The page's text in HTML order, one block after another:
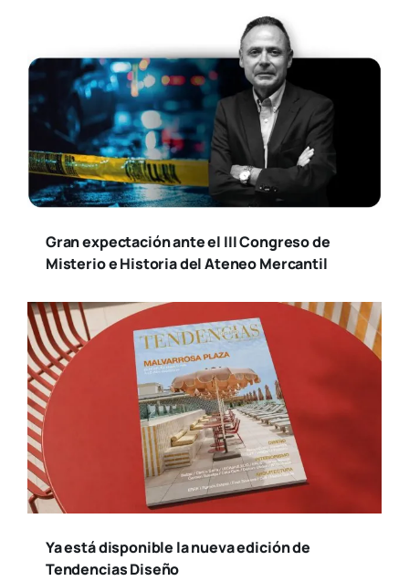
Gran expectación ante el III Congreso de
Misterio e Historia del Ateneo Mercantil
Ya está disponible la nueva edición de
Tendencias Diseño